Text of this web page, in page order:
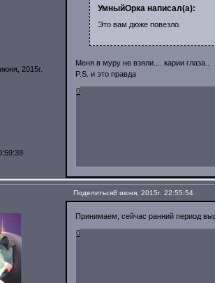
2015г.
УмныйОрка написал(а):
Это вам дюже повезло.
Меня в муру не взяли.... карии глаза..
P.S. и это правда
0
Поделиться8 июня, 2015г. 22:55:54
Принимаем, сейчас ранний период
0